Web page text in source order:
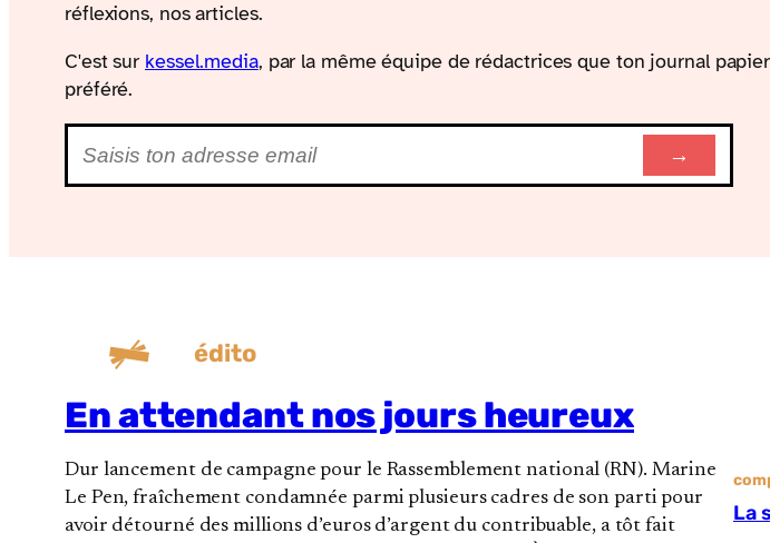
réflexions, nos articles.
C'est sur kessel​.media, par la même équipe de rédactrices que ton journal papier
préféré.
→
édito
En attendant nos jours heureux
Dur lancement de campagne pour le Rassemblement national (RN). Marine
Le Pen, fraîchement condamnée parmi plusieurs cadres de son parti pour
avoir détourné des millions d’euros d’argent du contribuable, a tôt fait
La